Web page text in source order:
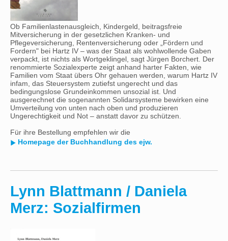
Ob Familienlastenausgleich, Kindergeld, beitragsfreie
Mitversicherung in der gesetzlichen Kranken- und
Pflegeversicherung, Rentenversicherung oder „Fördern und
Fordern" bei Hartz IV – was der Staat als wohlwollende Gaben
verpackt, ist nichts als Wortgeklingel, sagt Jürgen Borchert. Der
renommierte Sozialexperte zeigt anhand harter Fakten, wie
Familien vom Staat übers Ohr gehauen werden, warum Hartz IV
infam, das Steuersystem zutiefst ungerecht und das
bedingungslose Grundeinkommen unsozial ist. Und
ausgerechnet die sogenannten Solidarsysteme bewirken eine
Umverteilung von unten nach oben und produzieren
Ungerechtigkeit und Not – anstatt davor zu schützen.
Für ihre Bestellung empfehlen wir die
Homepage der Buchhandlung des ejw.
Lynn Blattmann / Daniela
Merz: Sozialfirmen